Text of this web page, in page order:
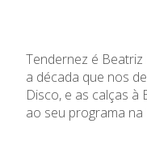
Tendernez é
a década que nos
Disco, e as calças à
ao seu programa na